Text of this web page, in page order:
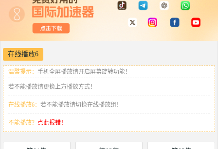
在线播放6
温馨提示： 手机全屏播放请开启屏幕旋转功能！
若不能播放请更换上方播放方式！
在线播放6： 若不能播放请切换在线播放组！
不能播放？ 点此报错！